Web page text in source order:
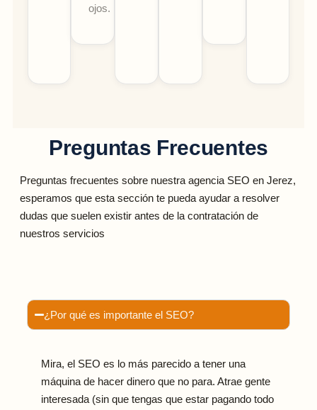
ojos.
Preguntas Frecuentes
Preguntas frecuentes sobre nuestra agencia SEO en Jerez,
esperamos que esta sección te pueda ayudar a resolver
dudas que suelen existir antes de la contratación de
nuestros servicios
¿Por qué es importante el SEO?
Mira, el SEO es lo más parecido a tener una
máquina de hacer dinero que no para. Atrae gente
interesada (sin que tengas que estar pagando todo